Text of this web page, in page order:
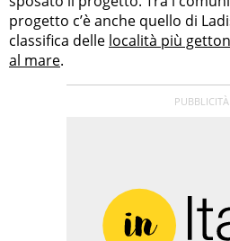
progetto c’è anche quello di
classifica delle località più
al mare.